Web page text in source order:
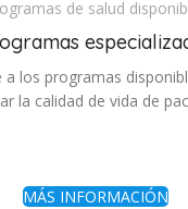
de salud
a los programas
la calidad de vida de
MÁS INFORMACIÓN